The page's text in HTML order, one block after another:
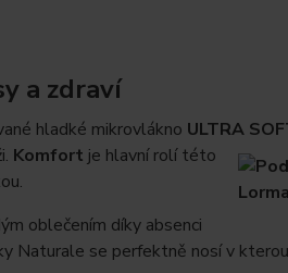
a zdraví
hladké mikrovlákno ULTRA S
Komfort je hlavní rolí této
oblečením díky absenci
Naturale se perfektně nosí v